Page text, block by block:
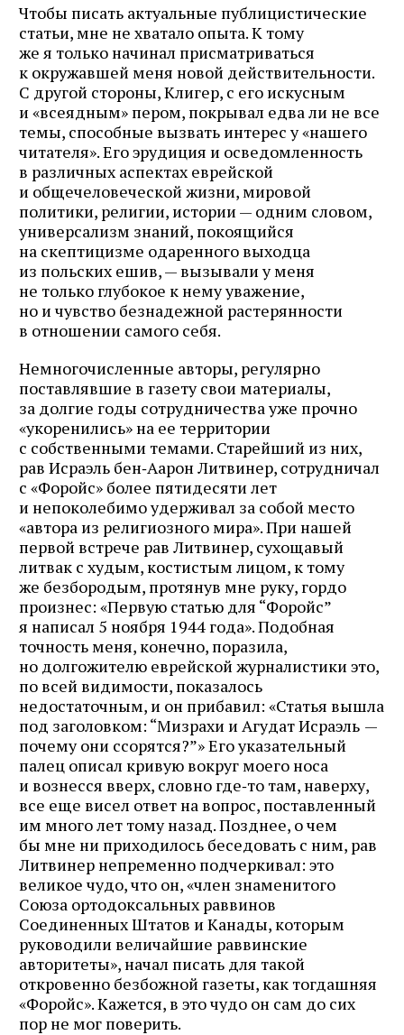
Чтобы писать актуальные публицистические
статьи, мне не хватало опыта. К тому
же я только начинал присматриваться
к окружавшей меня новой действительности.
С другой стороны, Клигер, с его искусным
и «всеядным» пером, покрывал едва ли не все
темы, способные вызвать интерес у «нашего
читателя». Его эрудиция и осведомленность
в различных аспектах еврейской
и общечеловеческой жизни, мировой
политики, религии, истории — одним словом,
универсализм знаний, покоящийся
на скептицизме одаренного выходца
из польских ешив, — вызывали у меня
не только глубокое к нему уважение,
но и чувство безнадежной растерянности
в отношении самого себя.
Немногочисленные авторы, регулярно
поставлявшие в газету свои материалы,
за долгие годы сотрудничества уже прочно
«укоренились» на ее территории
с собственными темами. Старейший из них,
рав Исраэль бен‑Аарон Литвинер, сотрудничал
с «Форойс» более пятидесяти лет
и непоколебимо удерживал за собой место
«автора из религиозного мира». При нашей
первой встрече рав Литвинер, сухощавый
литвак с худым, костистым лицом, к тому
же безбородым, протянув мне руку, гордо
произнес: «Первую статью для “Форойс”
я написал 5 ноября 1944 года». Подобная
точность меня, конечно, поразила,
но долгожителю еврейской журналистики это,
по всей видимости, показалось
недостаточным, и он прибавил: «Статья вышла
под заголовком: “Мизрахи и Агудат Исраэль —
почему они ссорятся?”» Его указательный
палец описал кривую вокруг моего носа
и вознесся вверх, словно где‑то там, наверху,
все еще висел ответ на вопрос, поставленный
им много лет тому назад. Позднее, о чем
бы мне ни приходилось беседовать с ним, рав
Литвинер непременно подчеркивал: это
великое чудо, что он, «член знаменитого
Союза ортодоксальных раввинов
Соединенных Штатов и Канады, которым
руководили величайшие раввинские
авторитеты», начал писать для такой
откровенно безбожной газеты, как тогдашняя
«Форойс». Кажется, в это чудо он сам до сих
пор не мог поверить.